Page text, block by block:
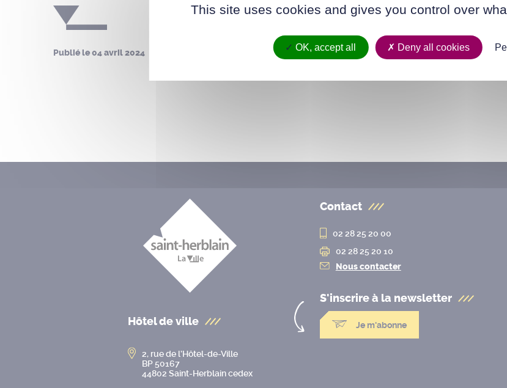
Publié le04 avril 2024
Hôtel de ville
2, rue de l’Hôtel-de-Ville
BP 50167
44802 Saint-Herblain cedex
Contact
02 28 25 20 00
02 28 25 20 10
Nous contacter
S'inscrire à la newsletter
Je m'abonne
This site uses cookies and gives you control over
OK, accept all Deny all cookies